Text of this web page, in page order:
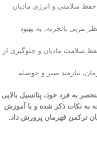
حفظ سلامتی و انرژی مادیان
مربی باتجربه، به بهبود
سلامت مادیان و جلوگیری از
نیازمند صبر و حوصله
به فرد خود، پتانسیل بالایی
به نکات ذکر شده و با آموزش
ترکمن قهرمان پرورش داد.